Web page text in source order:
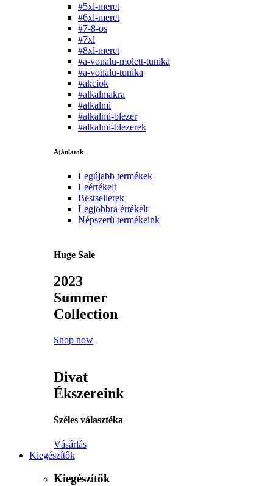
#5xl-meret
#6xl-meret
#7-8-os
#7xl
#8xl-meret
#a-vonalu-molett-tunika
#a-vonalu-tunika
#akciok
#alkalmakra
#alkalmi
#alkalmi-blezer
#alkalmi-blezerek
Ajánlatok
Legújabb termékek
Leértékelt
Bestsellerek
Legjobbra értékelt
Népszerű termékeink
Huge Sale
2023
Summer
Collection
Shop now
Divat
Ékszereink
Széles választéka
Vásárlás
Kiegészítők
Kiegészítők